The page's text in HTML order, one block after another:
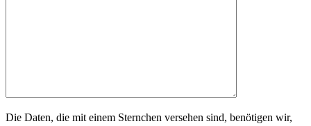
Die Daten, die mit einem Sternchen versehen sind, benötigen wir,